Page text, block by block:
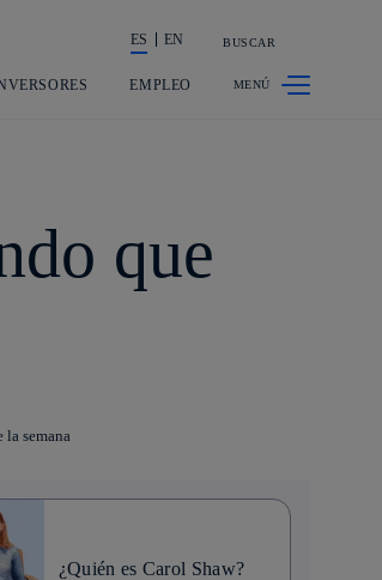
La acción en accionistas e inversores
ES EN BUSCAR
EMPLEO
que
la semana
¿Quién es Carol Shaw?